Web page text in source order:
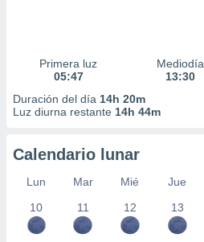
Primera luz
05:47
Mediodía
13:30
Duración del día 14h 20m
Luz diurna restante 14h 44m
Calendario lunar
Lun Mar Mié Jue
10
11 12 13